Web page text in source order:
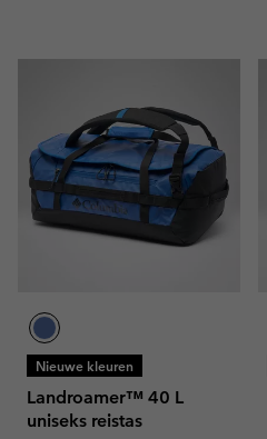
Nieuwe kleuren
Landroamer™ 40 L
uniseks reistas